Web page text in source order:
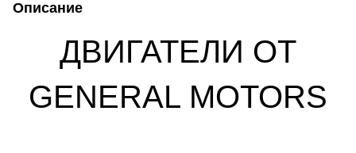
Описание
ДВИГАТЕЛИ ОТ
GENERAL MOTORS